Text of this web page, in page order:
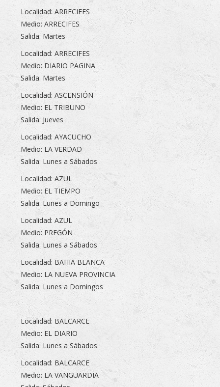
Localidad: ARRECIFES
Medio: ARRECIFES
Salida: Martes
Localidad: ARRECIFES
Medio: DIARIO PAGINA
Salida: Martes
Localidad: ASCENSIÓN
Medio: EL TRIBUNO
Salida: Jueves
Localidad: AYACUCHO
Medio: LA VERDAD
Salida: Lunes a Sábados
Localidad: AZUL
Medio: EL TIEMPO
Salida: Lunes a Domingo
Localidad: AZUL
Medio: PREGÓN
Salida: Lunes a Sábados
Localidad: BAHIA BLANCA
Medio: LA NUEVA PROVINCIA
Salida: Lunes a Domingos
Localidad: BALCARCE
Medio: EL DIARIO
Salida: Lunes a Sábados
Localidad: BALCARCE
Medio: LA VANGUARDIA